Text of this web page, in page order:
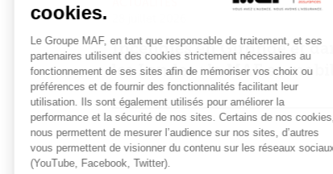
cookies.
Le Groupe MAF, en tant que responsable de traitement, et ses
partenaires utilisent des cookies strictement nécessaires au
fonctionnement de ses sites afin de mémoriser vos choix ou
préférences et de fournir des fonctionnalités facilitant leur
utilisation. Ils sont également utilisés pour améliorer la
performance et la sécurité de nos sites. Certains de nos cookies,
nous permettent de mesurer l’audience sur nos sites, d’autres
vous permettent de visionner du contenu sur les réseaux
(YouTube, Facebook, Twitter).
Incendies en Gironde et
les Landes : la MAF se